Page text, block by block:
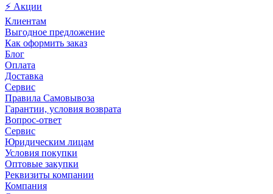
⚡ Акции
Клиентам
Выгодное предложение
Как оформить заказ
Блог
Оплата
Доставка
Сервис
Правила Самовывоза
Гарантии, условия возврата
Вопрос-ответ
Сервис
Юридическим лицам
Условия покупки
Оптовые закупки
Реквизиты компании
Компания